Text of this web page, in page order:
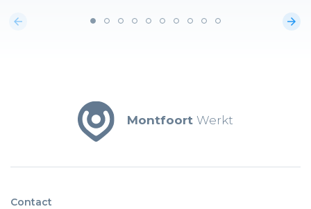
arrow_back arrow_forward
Montfoort Werkt
Contact